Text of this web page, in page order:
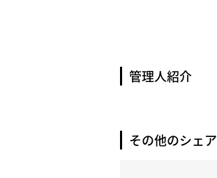
管理人紹介
その他のシェ